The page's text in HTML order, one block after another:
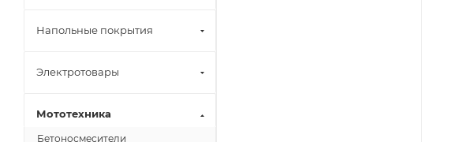
Напольные покрытия
Электротовары
Мототехника
Бетоносмесители